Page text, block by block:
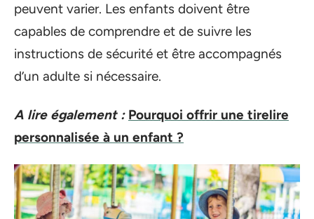
peuvent varier. Les enfants doivent être
capables de comprendre et de suivre les
instructions de sécurité et être accompagnés
d’un adulte si nécessaire.
A lire également : Pourquoi offrir une tirelire
personnalisée à un enfant ?